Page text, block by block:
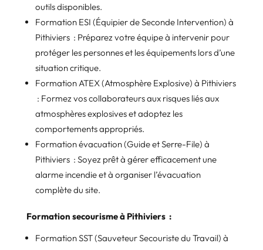
outils disponibles.
Formation ESI (Équipier de Seconde Intervention) à
Pithiviers : Préparez votre équipe à intervenir pour
protéger les personnes et les équipements lors d’une
situation critique.
Formation ATEX (Atmosphère Explosive) à Pithiviers
: Formez vos collaborateurs aux risques liés aux
atmosphères explosives et adoptez les
comportements appropriés.
Formation évacuation (Guide et Serre-File) à
Pithiviers : Soyez prêt à gérer efficacement une
alarme incendie et à organiser l’évacuation
complète du site.
Formation secourisme à Pithiviers :
Formation SST (Sauveteur Secouriste du Travail) à